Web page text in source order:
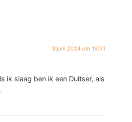
3 juni 2024 om 19:31
ik slaag ben ik een Duitser, als